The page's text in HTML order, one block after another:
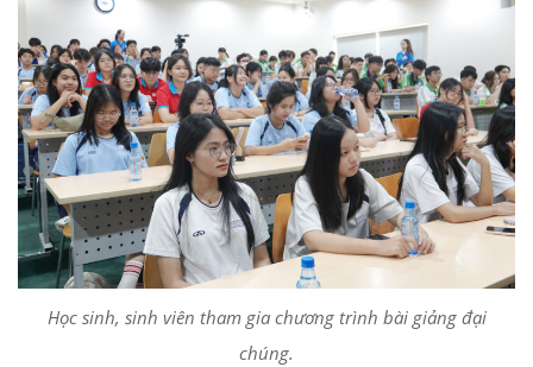
Học sinh, sinh viên tham gia chương trình bài giảng đại
chúng.